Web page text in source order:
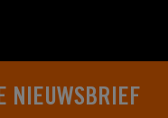
NIEUWSBRIEF